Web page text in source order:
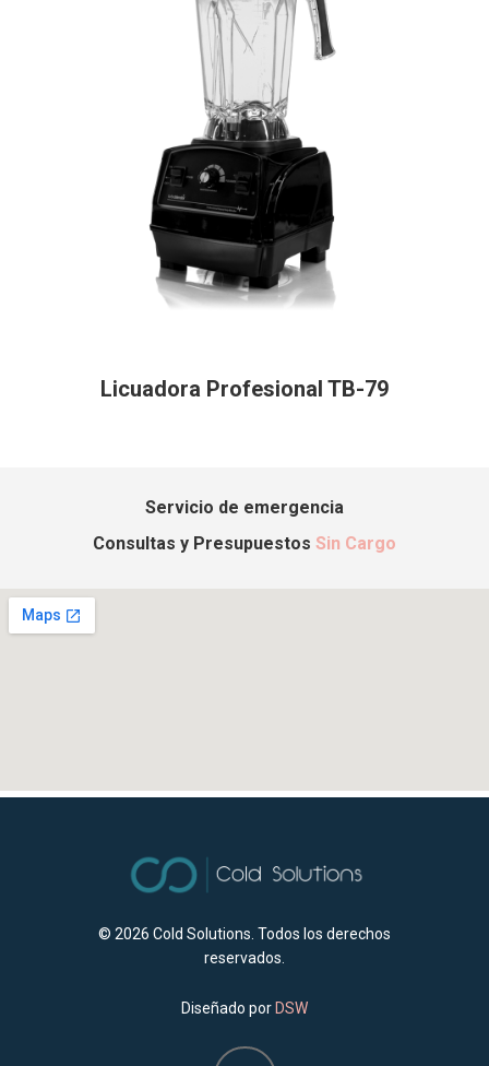
Licuadora Profesional TB-79
Servicio de emergencia
Consultas y Presupuestos Sin Cargo
© 2026 Cold Solutions. Todos los derechos
reservados.
Diseñado por DSW